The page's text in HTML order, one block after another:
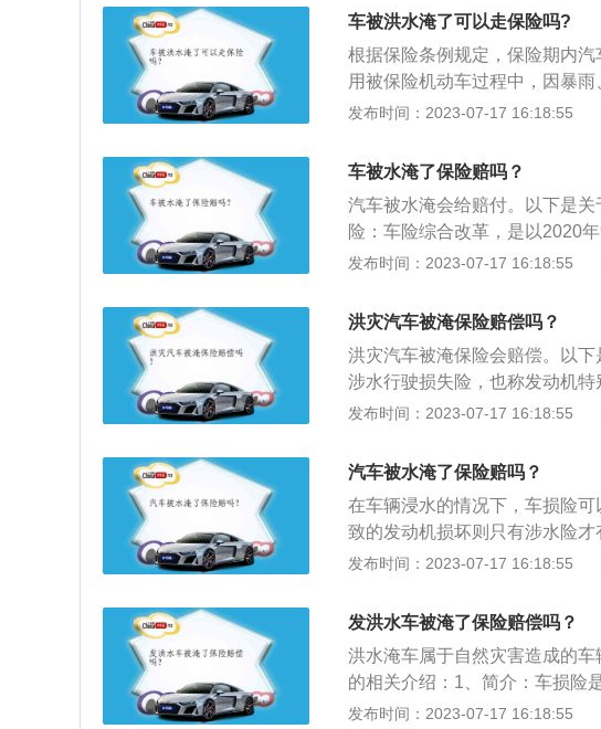
客在车内享受更加安全健康的体
该勤换空调滤网，正常情况下
里，如果经常行驶在土路或空
过后的车子，轮侧和底盘部位
汽车生锈。
车被洪水淹了可以走保险吗?
根据保险条例规定，保险期内
用被保险机动车过程中，因暴
保险公司将按约定负责赔偿。
自然灾害或意外事故所造成人身
发布时间：2023-07-17 16:18:55
车被水淹了保险赔吗？
汽车被水淹会给赔付。以下是
险：车险综合改革，是以2020
抢、玻璃单独破碎、自燃、不
辆损失险一同投保。对于已投保
该保险实行20%的免赔率，如
发布时间：2023-07-17 16:18:55
洪灾汽车被淹保险赔偿吗？
洪灾汽车被淹保险会赔偿。以
涉水行驶损失险，也称发动机
附加险并不是车主想买就能买
的合法驾驶人在使用保险机动
机损坏，保险人按照保险合同约
发布时间：2023-07-17 16:18:55
汽车被水淹了保险赔吗？
在车辆浸水的情况下，车损险
致的发动机损坏则只有涉水险
也称发动机特别损失险，是车
启动车辆。如果再次启动发动
赔付，所造成的损失都需要由
有20%的不计免赔率，即使购
也就是说，车主购买车损险和
在涉水过程中出现发动机故障，
发布时间：2023-07-17 16:18:55
发洪水车被淹了保险赔偿吗？
洪水淹车属于自然灾害造成的
的相关介绍：1、简介：车损险
时发生保险事故而造成保险车
发布时间：2023-07-17 16:18:55